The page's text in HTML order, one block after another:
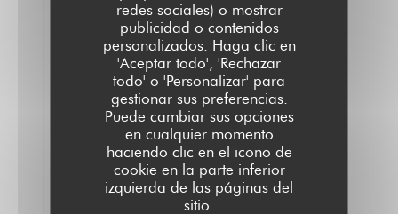
redes sociales) o mostrar
publicidad o contenidos
personalizados. Haga clic en
'Aceptar todo', 'Rechazar
todo' o 'Personalizar' para
gestionar sus preferencias.
Puede cambiar sus opciones
en cualquier momento
haciendo clic en el icono de
cookie en la parte inferior
izquierda de las páginas del
sitio.
programme